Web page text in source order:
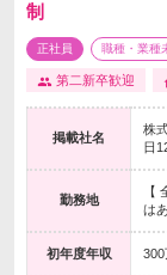
制
正社員 職種・業種
第二新卒歓迎
掲載社名
株
日
勤務地
【
は
初年度年収 300